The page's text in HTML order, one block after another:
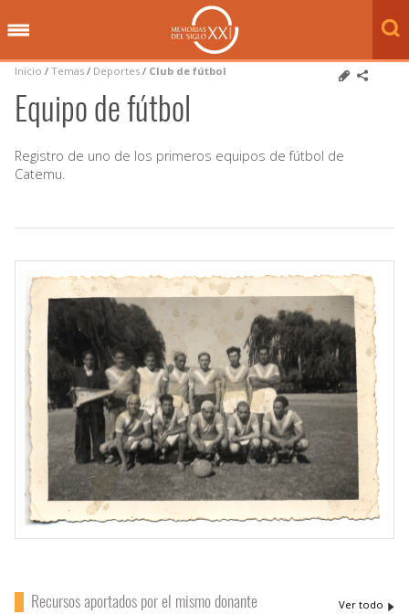
Inicio / Temas / Deportes / Club de fútbol
Equipo de fútbol
Registro de uno de los primeros equipos de fútbol de
Catemu.
Recursos aportados por el mismo donante